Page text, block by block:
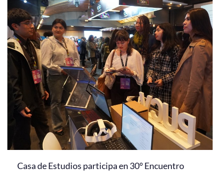
Casa de Estudios participa en 30° Encuentro